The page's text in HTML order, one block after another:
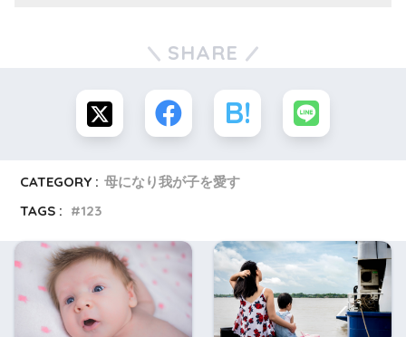
SHARE
CATEGORY : 母になり我が子を愛す
TAGS :
123